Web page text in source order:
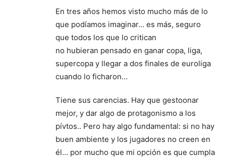
En tres años hemos visto mucho más de lo
que podíamos imaginar… es más, seguro
que todos los que lo critican
no hubieran pensado en ganar copa, liga,
supercopa y llegar a dos finales de euroliga
cuando lo ficharon…
Tiene sus carencias. Hay que gestoonar
mejor, y dar algo de protagonismo a los
pívtos.. Pero hay algo fundamental: si no hay
buen ambiente y los jugadores no creen en
él… por mucho que mi opción es que cumpla